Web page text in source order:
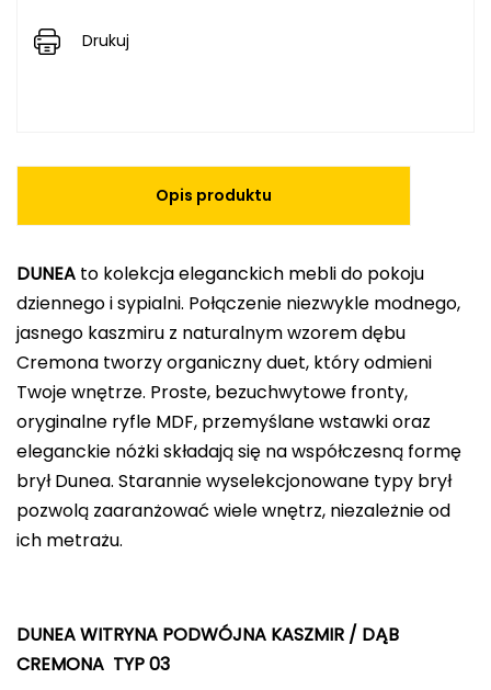
Drukuj
Opis produktu
DUNEA to kolekcja eleganckich mebli do pokoju
dziennego i sypialni. Połączenie niezwykle modnego,
jasnego kaszmiru z naturalnym wzorem dębu
Cremona tworzy organiczny duet, który odmieni
Twoje wnętrze. Proste, bezuchwytowe fronty,
oryginalne ryfle MDF, przemyślane wstawki oraz
eleganckie nóżki składają się na współczesną formę
brył Dunea. Starannie wyselekcjonowane typy brył
pozwolą zaaranżować wiele wnętrz, niezależnie od
ich metrażu.
DUNEA WITRYNA PODWÓJNA KASZMIR / DĄB
CREMONA TYP 03